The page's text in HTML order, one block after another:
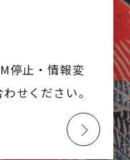
停止・情報変
せください。